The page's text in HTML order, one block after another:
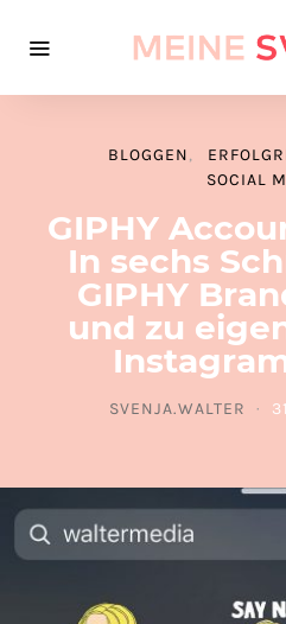
BLOGGEN
SOCIAL
GIPHY
In sechs
GIPHY
und zu
SVENJA.WALTER